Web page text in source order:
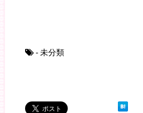
- 未分類